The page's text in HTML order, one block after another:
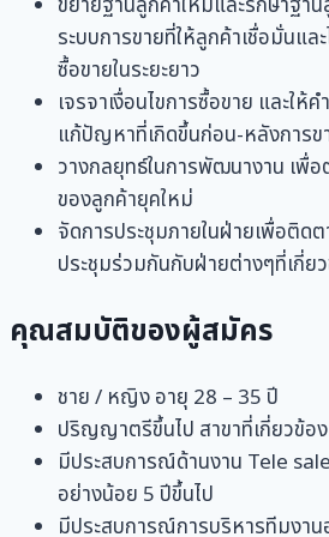
ระบบการขายที่ให้ลูกค้าเชื่อมั่นแล
ซื้อขายในระยะยาว
เจรจาเงื่อนไขการซื้อขาย และใ
แก้ปัญหาที่เกิดขึ้นก่อน-หลังการข
วางกลยุทธ์ในการพัฒนางาน เพื่
ของลูกค้ายุคใหม่
จัดการประชุมภายในฝ่ายเพื่อติด
ประชุมร่วมกันกับฝ่ายต่างๆที่เกี่ย
คุณสมบัติของผู้สมัคร
ชาย / หญิง อายุ 28 – 35 ปี
ปริญญาตรีขึ้นไป สาขาที่เกี่ยวข้อง
มีประสบการณ์ด้านงาน Tele
อย่างน้อย 5 ปีขึ้นไป
มีประสบการณ์การบริหารทีมงาน